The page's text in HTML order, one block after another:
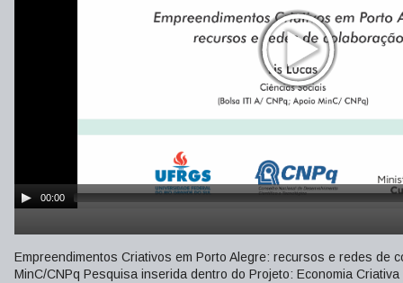
00:00
Empreendimentos Criativos em Porto Alegre: recursos e redes de
MinC/CNPq Pesquisa inserida dentro do Projeto: Economia